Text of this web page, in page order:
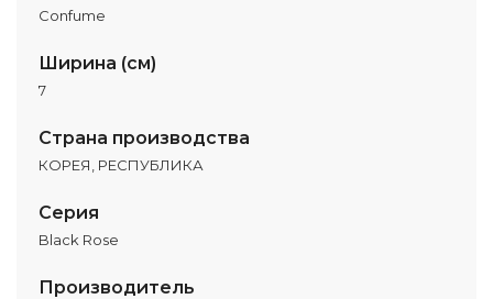
Confume
Ширина (см)
7
Страна производства
КОРЕЯ, РЕСПУБЛИКА
Серия
Black Rose
Производитель